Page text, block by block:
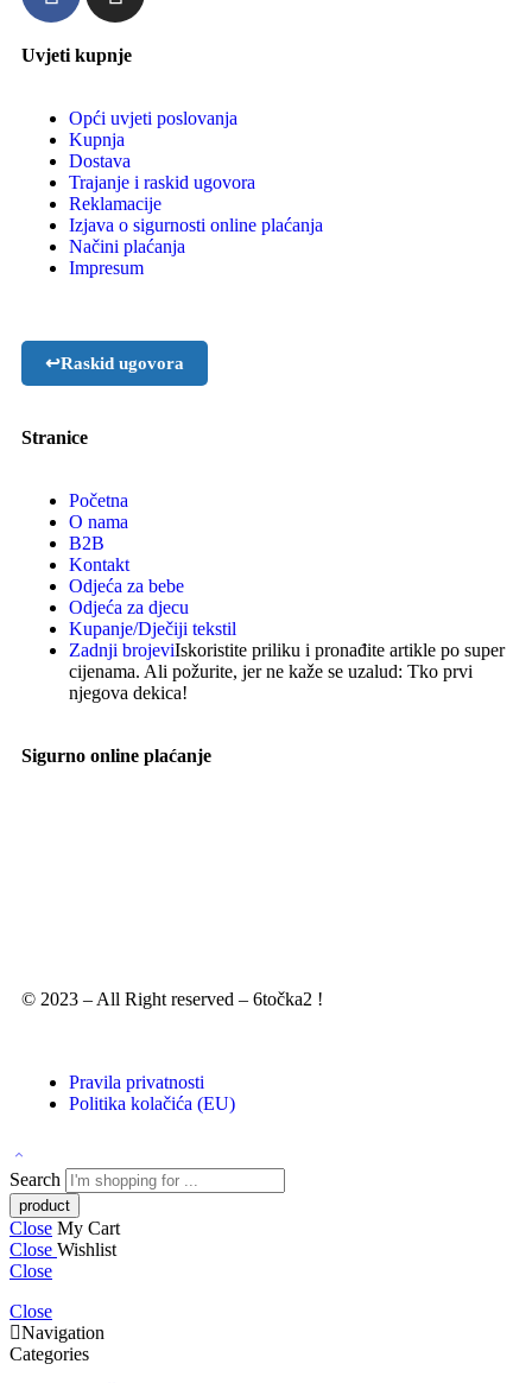
Uvjeti kupnje
Opći uvjeti poslovanja
Kupnja
Dostava
Trajanje i raskid ugovora
Reklamacije
Izjava o sigurnosti online plaćanja
Načini plaćanja
Impresum
↩Raskid ugovora
Stranice
Početna
O nama
B2B
Kontakt
Odjeća za bebe
Odjeća za djecu
Kupanje/Dječiji tekstil
Zadnji brojeviIskoristite priliku i pronađite artikle po super
cijenama. Ali požurite, jer ne kaže se uzalud: Tko prvi
njegova dekica!
Sigurno online plaćanje
© 2023 – All Right reserved – 6točka2 !
Pravila privatnosti
Politika kolačića (EU)
Search
Close My Cart
Close Wishlist
Close
Close
Navigation
Categories